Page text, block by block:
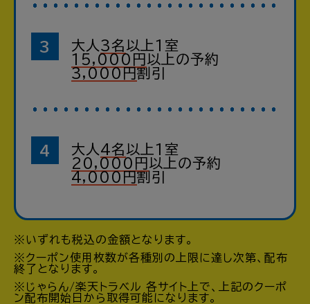
大人 3名 以上 1室
15,000円 以上の予約
3,000円割引
大人 4名 以上 1室
20,000円 以上の予約
4,000円割引
※いずれも税込の金額となります。
※クーポン使用枚数が各種別の上限に達し次第、配布
終了となります。
※じゃらん/楽天トラベル 各サイト上で、上記のクーポ
ン配布開始日から取得可能になります。